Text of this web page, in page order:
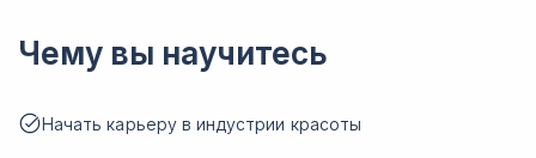
Чему вы научитесь
Начать карьеру в индустрии красоты